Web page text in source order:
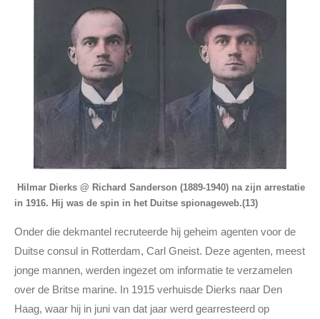
Hilmar Dierks @ Richard Sanderson (1889-1940) na zijn arrestatie
in 1916. Hij was de spin in het Duitse spionageweb.(13)
Onder die dekmantel recruteerde hij geheim agenten voor de
Duitse consul in Rotterdam, Carl Gneist. Deze agenten, meest
jonge mannen, werden ingezet om informatie te verzamelen
over de Britse marine. In 1915 verhuisde Dierks naar Den
Haag, waar hij in juni van dat jaar werd gearresteerd op